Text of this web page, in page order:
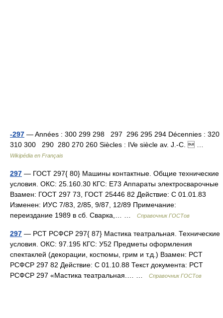
-297 — Années : 300 299 298 297 296 295 294 Décennies : 320
310 300 290 280 270 260 Siècles : IVe siècle av. J.‑C.  …
Wikipédia en Français
297 — ГОСТ 297{ 80} Машины контактные. Общие технические
условия. ОКС: 25.160.30 КГС: Е73 Аппараты электросварочные
Взамен: ГОСТ 297 73, ГОСТ 25446 82 Действие: С 01.01.83
Изменен: ИУС 7/83, 2/85, 9/87, 12/89 Примечание:
переиздание 1989 в сб. Сварка,… …
Справочник ГОСТов
297 — РСТ РСФСР 297{ 87} Мастика театральная. Технические
условия. ОКС: 97.195 КГС: У52 Предметы оформления
спектаклей (декорации, костюмы, грим и т.д.) Взамен: РСТ
РСФСР 297 82 Действие: С 01.10.88 Текст документа: РСТ
РСФСР 297 «Мастика театральная.… …
Справочник ГОСТов